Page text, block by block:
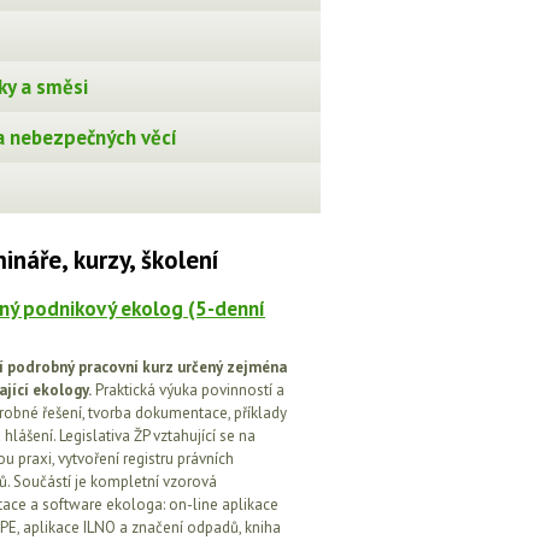
a směsi
nebezpečných věcí
kurzy, školení
podnikový ekolog (5-denní
pracovní kurz určený zejména
ekology. Praktická výuka povinností a
řešení, tvorba dokumentace, příklady
Legislativa ŽP vztahující se na
praxi, vytvoření registru právních
Součástí je kompletní vzorová
a software ekologa: on-line aplikace
aplikace ILNO a značení odpadů, kniha